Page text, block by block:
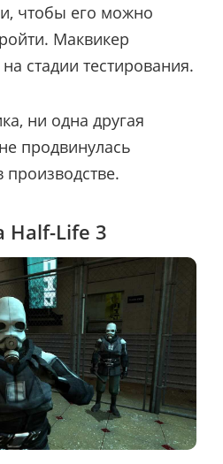
чтобы его можно
Маквикер
стадии тестирования.
ни одна другая
не продвинулась
производстве.
Half-Life 3